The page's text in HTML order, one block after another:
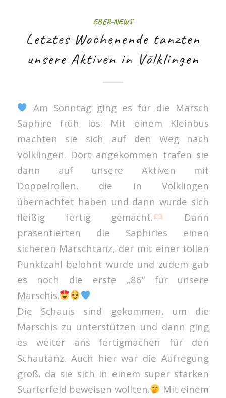
EBER-NEWS
Letztes Wochenende tanzten
unsere Aktiven in Völklingen
Am Sonntag ging es für die Marsch
Saphire früh los: Mit einem Kleinbus
machten sie sich auf den Weg nach
Völklingen. Dort angekommen trafen sie
dann auf unsere Aktiven mit
Doppelrollen, die in Völklingen
übernachtet haben und dann wurde sich
fleißig fertig gemacht.
Dann
präsentierten die Saphiries einen
sicheren Marschtanz, der mit einer tollen
Punktzahl belohnt wurde und zudem gab
es noch die erste „86“ für unsere
Marschis.
Die Schauis sind gekommen, um die
Marschis zu unterstützen und dann ging
es weiter ans fertigmachen für den
Schautanz. Auch hier war die Aufregung
groß, da sie sich in einem super starken
Starterfeld beweisen wollten.
Mit einem